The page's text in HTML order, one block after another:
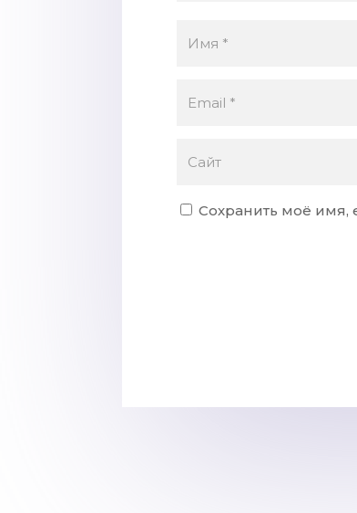
Сохранить моё имя,